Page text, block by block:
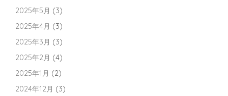
2025年5月 (3)
2025年4月 (3)
2025年3月 (3)
2025年2月 (4)
2025年1月 (2)
2024年12月 (3)